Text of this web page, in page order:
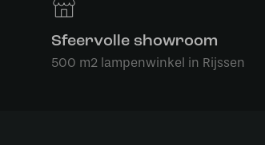
Sfeervolle showroom
500 m2 lampenwinkel in Rijssen